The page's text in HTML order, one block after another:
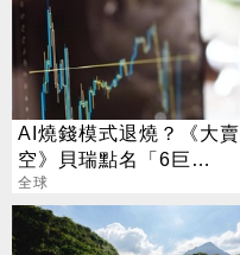
AI燒錢模式退燒？《大賣
空》貝瑞點名「6巨
頭」：市場已經投票
全球